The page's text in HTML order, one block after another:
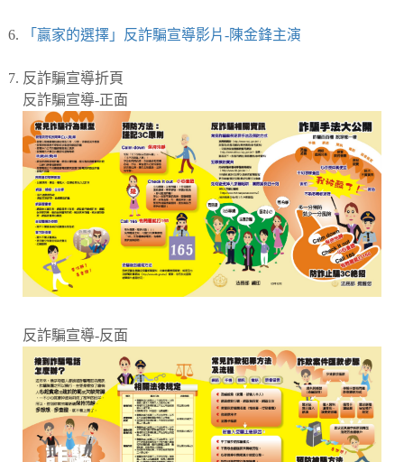
「贏家的選擇」反詐騙宣導影片-陳金鋒主演
反詐騙宣導折頁
反詐騙宣導-正面
反詐騙宣導-反面